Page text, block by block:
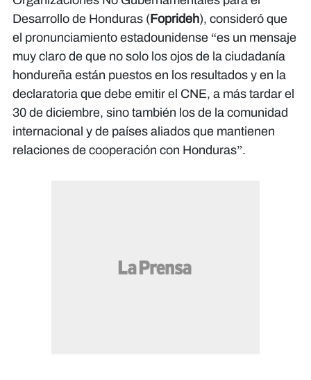
Desarrollo de Honduras ( Foprideh), consideró que
el pronunciamiento estadounidense “es un mensaje
muy claro de que no solo los ojos de la ciudadanía
hondureña están puestos en los resultados y en la
declaratoria que debe emitir el CNE, a más tardar el
30 de diciembre, sino también los de la comunidad
internacional y de países aliados que mantienen
relaciones de cooperación con Honduras”.